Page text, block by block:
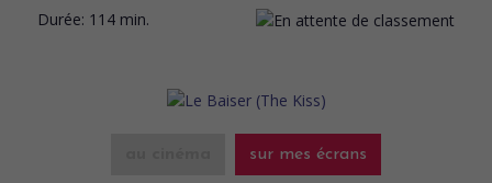
Durée: 114 min.
sur mes écrans